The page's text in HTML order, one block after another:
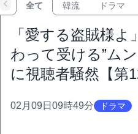
全て 韓流 ドラマ
「愛する盗賊様よ
わって受ける”ム
に視聴者騒然【第
02月09日09時49分 ドラマ